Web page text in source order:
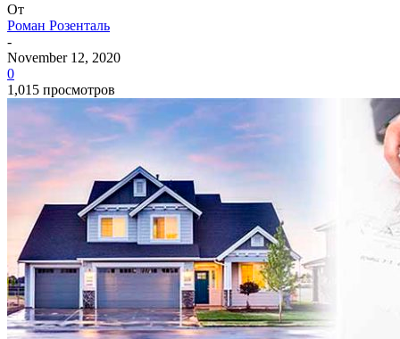
От
Роман Розенталь
-
November 12, 2020
0
1,015 просмотров